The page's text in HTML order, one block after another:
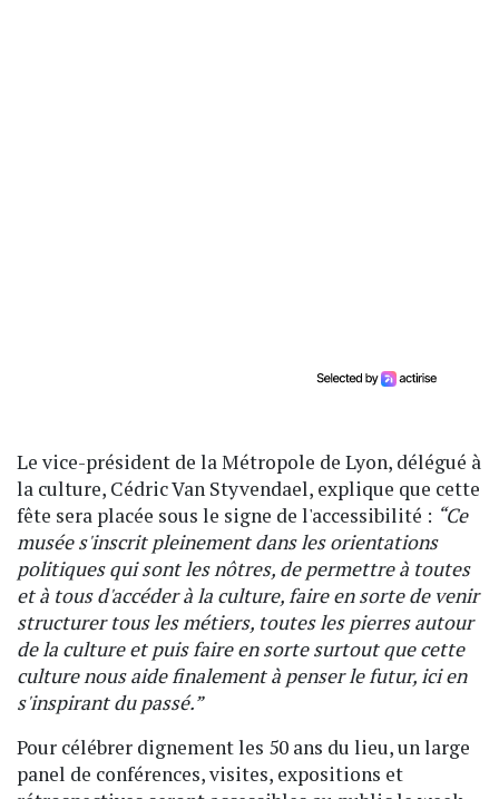
Le vice-président de la Métropole de Lyon, délégué à
la culture, Cédric Van Styvendael, explique que cette
fête sera placée sous le signe de l'accessibilité : “Ce
musée s'inscrit pleinement dans les orientations
politiques qui sont les nôtres, de permettre à toutes
et à tous d'accéder à la culture, faire en sorte de venir
structurer tous les métiers, toutes les pierres autour
de la culture et puis faire en sorte surtout que cette
culture nous aide finalement à penser le futur, ici en
s'inspirant du passé.”
Pour célébrer dignement les 50 ans du lieu, un large
panel de conférences, visites, expositions et